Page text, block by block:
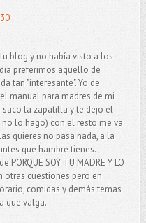
blog y no había visto a los
preferimos aquello de
tan "interesante". Yo de
manual para madres de mi
la zapatilla y te dejo el
lo hago) con el resto me va
quieres no pasa nada, a la
que hambre tienes.
SOY TU MADRE Y LO
otras cuestiones pero en
comidas y demás temas
que valga.